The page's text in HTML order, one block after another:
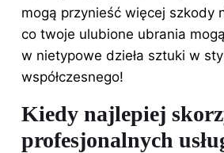
mogą przynieść więcej szkody
co twoje ulubione ubrania
w nietypowe dzieła sztuki w
współczesnego!
Kiedy najlepiej
profesjonalnych